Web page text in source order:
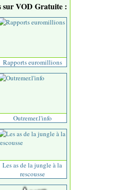
sur VOD Gratuite :
Rapports euromillions
Outremer.l'info
Les as de la jungle à la
rescousse